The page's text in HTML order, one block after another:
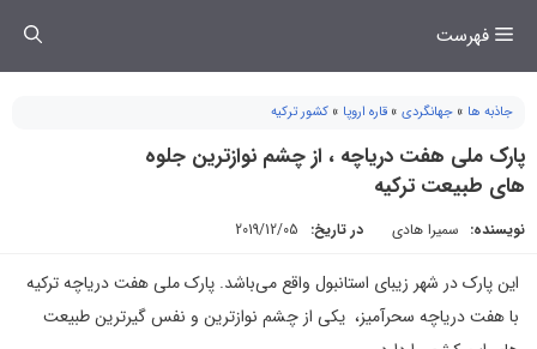
فهرست
جاذبه ها » جهانگردی » قاره اروپا » کشور ترکیه
پارک ملی هفت دریاچه ، از چشم نوازترین جلوه
های طبیعت ترکیه
نویسنده: سمیرا هادی در تاریخ: 2019/12/05
این پارک در شهر زیبای استانبول واقع می‌باشد. پارک ملی هفت دریاچه ترکیه
با هفت دریاچه سحرآمیز، یکی از چشم نوازترین و نفس گیرترین طبیعت